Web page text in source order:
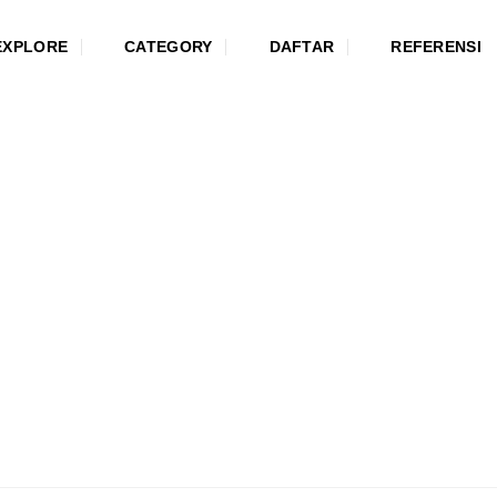
CATEGORY DAFTAR REFERENSI